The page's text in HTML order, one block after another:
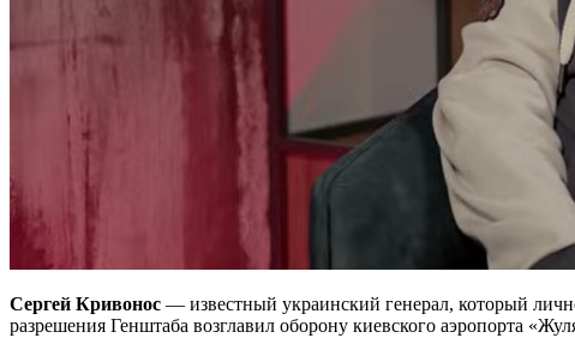
Сергей Кривонос — известный украинский генерал, который
разрешения Генштаба возглавил оборону киевского аэропорта